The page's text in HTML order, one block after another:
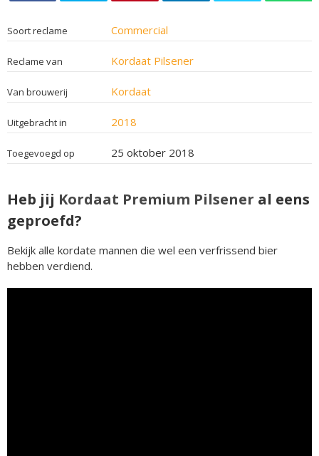
Soort reclame Commercial
Reclame van Kordaat Pilsener
Van brouwerij Kordaat
Uitgebracht in 2018
Toegevoegd op 25 oktober 2018
Heb jij Kordaat Premium Pilsener al eens
geproefd?
Bekijk alle kordate mannen die wel een verfrissend bier
hebben verdiend.